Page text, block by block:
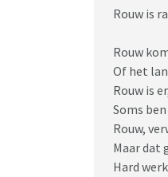
Rouw is
Rouw
Of het
Rouw is
Soms
Rouw,
Maar dat
Hard